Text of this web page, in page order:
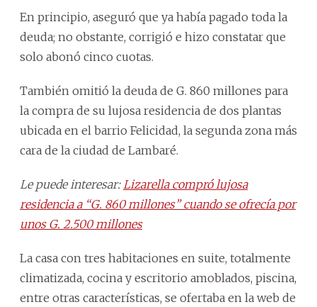
En principio, aseguró que ya había pagado toda la
deuda; no obstante, corrigió e hizo constatar que
solo abonó cinco cuotas.
También omitió la deuda de G. 860 millones para
la compra de su lujosa residencia de dos plantas
ubicada en el barrio Felicidad, la segunda zona más
cara de la ciudad de Lambaré.
Le puede interesar: Lizarella compró lujosa
residencia a “G. 860 millones” cuando se ofrecía por
unos G. 2.500 millones
La casa con tres habitaciones en suite, totalmente
climatizada, cocina y escritorio amoblados, piscina,
entre otras características, se ofertaba en la web de